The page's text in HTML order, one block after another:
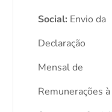
Social: Envio da
Declaração
Mensal de
Remunerações à